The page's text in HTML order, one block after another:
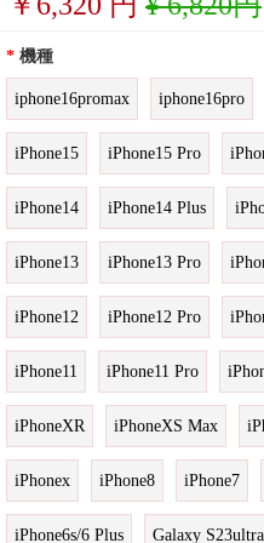
* 機種
iphone16promax iphone16pro
iPhone15 iPhone15 Pro
iPhone14 iPhone14 Plus
iPhone13 iPhone13 Pro
iPhone12 iPhone12 Pro
iPhone11 iPhone11 Pro
iPhoneXR iPhoneXS Max
iPhonex iPhone8 iPhone7
iPhone6s/6 Plus Galaxy S23ultra